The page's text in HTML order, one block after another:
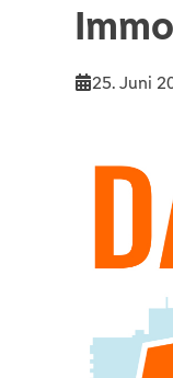
25. Juni